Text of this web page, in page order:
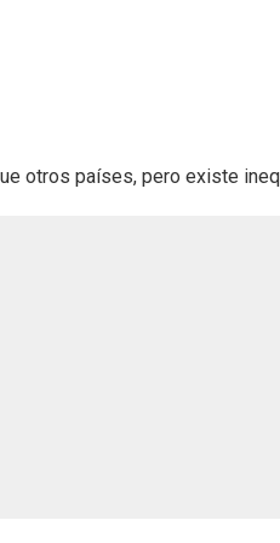
otros países, pero existe